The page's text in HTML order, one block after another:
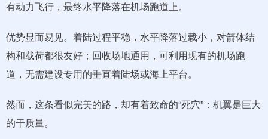
有动力飞行，最终水平降落在机场跑道上。
优势显而易见。着陆过程平稳，水平降落过载小，对箭体结
构和载荷都很友好；回收场地通用，可利用现有的机场跑
道，无需建设专用的垂直着陆场或海上平台。
然而，这条看似完美的路，却有着致命的“死穴”：机翼是巨大
的干质量。